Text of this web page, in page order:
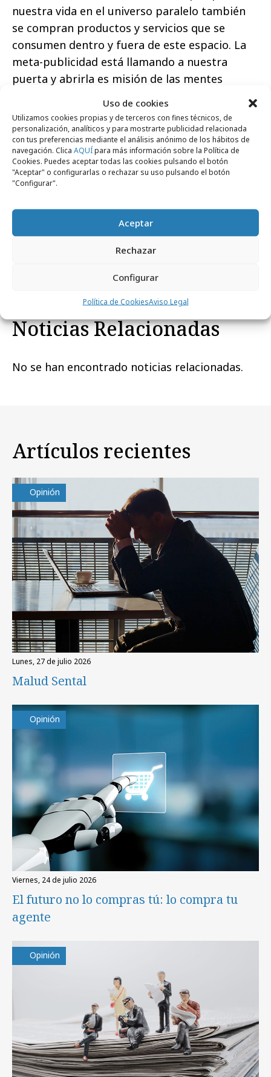
Uso de cookies
Utilizamos cookies propias y de terceros con fines técnicos, de
personalización, analíticos y para mostrarte publicidad relacionada
con tus preferencias mediante el análisis anónimo de los hábitos de
navegación. Clica AQUÍpara más información sobre la Política de
Cookies. Puedes aceptar todas las cookies pulsando el botón
"Aceptar" o configurarlas o rechazar su uso pulsando el botón
"Configurar".
Aceptar
Rechazar
Configurar
Política de CookiesAviso Legal
nuestra vida en el universo paralelo también
se compran productos y servicios que se
consumen dentro y fuera de este espacio. La
meta-publicidad está llamando a nuestra
puerta y abrirla es misión de las mentes
acción a otras mentes apelando a anhelos
humanos ajenos a la inteligencia artificial
como el deseo, la felicidad o el amor, sin los
cuales la tecnología no tendría propósito
alguno.
Noticias Relacionadas
No se han encontrado noticias relacionadas.
Artículos recientes
Opinión
lunes, 27 de julio 2026
Malud Sental
Opinión
viernes, 24 de julio 2026
El futuro no lo compras tú: lo compra tu
agente
Opinión